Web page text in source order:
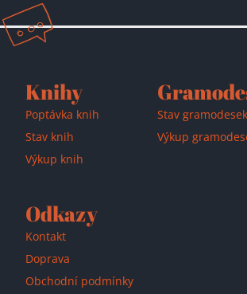
Knihy
Poptávka knih
Stav knih
Výkup knih
Stav gramodesek
Výkup
Odkazy
Kontakt
Doprava
Obchodní podmínky